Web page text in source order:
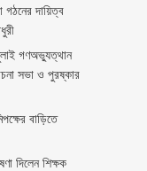
গঠনের দায়িত্ব
গণঅভ্যুত্থান
সভা ও পুরষ্কার
বাড়িতে
দিলেন শিক্ষক